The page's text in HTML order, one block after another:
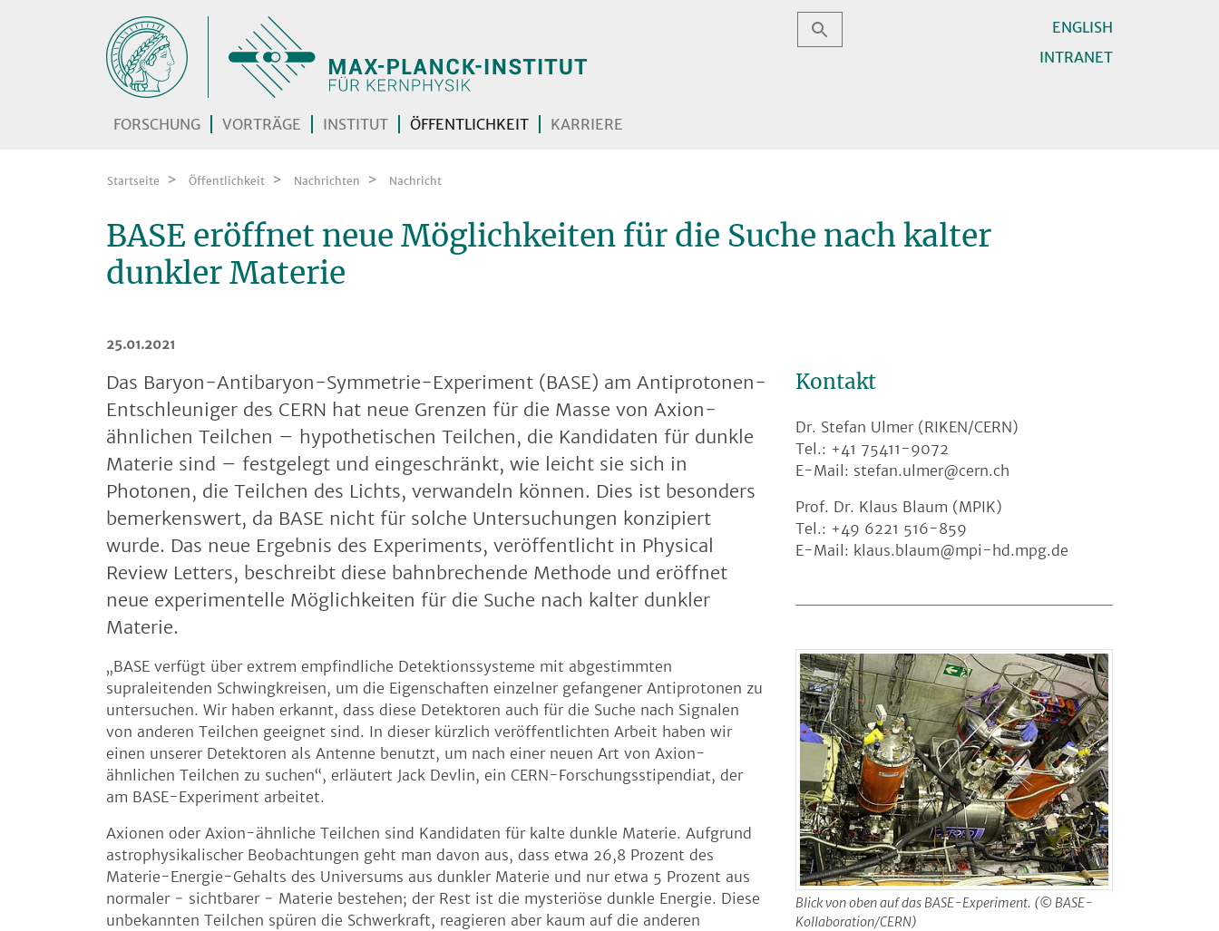
ENGLISH
INTRANET
FORSCHUNG VORTRÄGE INSTITUT ÖFFENTLICHKEIT KARRIERE
Startseite Öffentlichkeit Nachrichten Nachricht
BASE eröffnet neue Möglichkeiten für die Suche nach kalter
dunkler Materie
25.01.2021
Das Baryon-Antibaryon-Symmetrie-Experiment (BASE) am Antiprotonen-
Entschleuniger des CERN hat neue Grenzen für die Masse von Axion-
ähnlichen Teilchen – hypothetischen Teilchen, die Kandidaten für dunkle
Materie sind – festgelegt und eingeschränkt, wie leicht sie sich in
Photonen, die Teilchen des Lichts, verwandeln können. Dies ist besonders
bemerkenswert, da BASE nicht für solche Untersuchungen konzipiert
wurde. Das neue Ergebnis des Experiments, veröffentlicht in Physical
Review Letters, beschreibt diese bahnbrechende Methode und eröffnet
neue experimentelle Möglichkeiten für die Suche nach kalter dunkler
Materie.
„BASE verfügt über extrem empfindliche Detektionssysteme mit abgestimmten
supraleitenden Schwingkreisen, um die Eigenschaften einzelner gefangener Antiprotonen zu
untersuchen. Wir haben erkannt, dass diese Detektoren auch für die Suche nach Signalen
von anderen Teilchen geeignet sind. In dieser kürzlich veröffentlichten Arbeit haben wir
einen unserer Detektoren als Antenne benutzt, um nach einer neuen Art von Axion-
ähnlichen Teilchen zu suchen“, erläutert Jack Devlin, ein CERN-Forschungsstipendiat, der
am BASE-Experiment arbeitet.
Axionen oder Axion-ähnliche Teilchen sind Kandidaten für kalte dunkle Materie. Aufgrund
astrophysikalischer Beobachtungen geht man davon aus, dass etwa 26,8 Prozent des
Materie-Energie-Gehalts des Universums aus dunkler Materie und nur etwa 5 Prozent aus
normaler − sichtbarer − Materie bestehen; der Rest ist die mysteriöse dunkle Energie. Diese
unbekannten Teilchen spüren die Schwerkraft, reagieren aber kaum auf die anderen
Kontakt
Dr. Stefan Ulmer (RIKEN/CERN)
Tel.: +41 75411-9072
E-Mail: stefan.ulmer@cern.ch
Prof. Dr. Klaus Blaum (MPIK)
Tel.: +49 6221 516-859
E-Mail: klaus.blaum@mpi-hd.mpg.de
Blick von oben auf das BASE-Experiment. (© BASE-
Kollaboration/CERN)